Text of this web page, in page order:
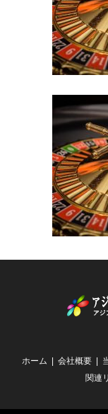
ホーム 会社概要
関連